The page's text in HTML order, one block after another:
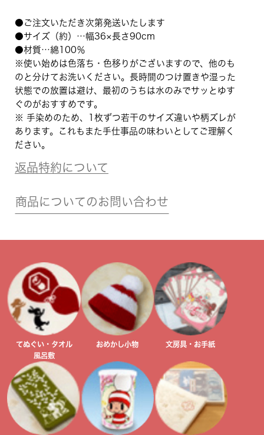
●ご注文いただき次第発送いたします
●サイズ（約）…幅36×長さ90cm
●材質…綿100％
※使い始めは色落ち・色移りがございますので、他のも
のと分けてお洗いください。長時間のつけ置きや湿った
状態での放置は避け、最初のうちは水のみでサッとゆす
ぐのがおすすめです。
※ 手染めのため、1枚ずつ若干のサイズ違いや柄ズレが
あります。これもまた手仕事品の味わいとしてご理解く
ださい。
返品特約について
商品についてのお問い合わせ
てぬぐい・タオル
風呂敷
おめかし小物 文房具・お手紙